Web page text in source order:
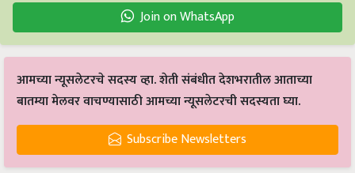
Join on WhatsApp
आमच्या न्यूसलेटरचे सदस्य व्हा. शेती संबंधीत देशभरातील आताच्या
बातम्या मेलवर वाचण्यासाठी आमच्या न्यूसलेटरची सदस्यता घ्या.
Subscribe Newsletters